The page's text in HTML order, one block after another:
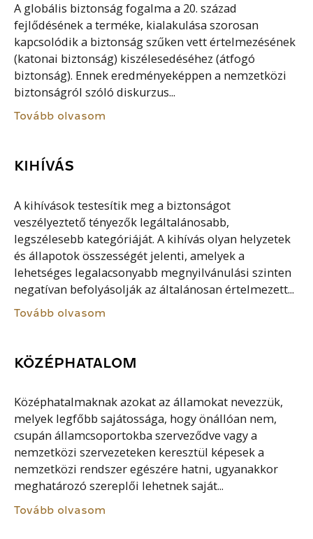
A globális biztonság fogalma a 20. század
fejlődésének a terméke, kialakulása szorosan
kapcsolódik a biztonság szűken vett értelmezésének
(katonai biztonság) kiszélesedéséhez (átfogó
biztonság). Ennek eredményeképpen a nemzetközi
biztonságról szóló diskurzus...
Tovább olvasom
KIHÍVÁS
A kihívások testesítik meg a biztonságot
veszélyeztető tényezők legáltalánosabb,
legszélesebb kategóriáját. A kihívás olyan helyzetek
és állapotok összességét jelenti, amelyek a
lehetséges legalacsonyabb megnyilvánulási szinten
negatívan befolyásolják az általánosan értelmezett...
Tovább olvasom
KÖZÉPHATALOM
Középhatalmaknak azokat az államokat nevezzük,
melyek legfőbb sajátossága, hogy önállóan nem,
csupán államcsoportokba szerveződve vagy a
nemzetközi szervezeteken keresztül képesek a
nemzetközi rendszer egészére hatni, ugyanakkor
meghatározó szereplői lehetnek saját...
Tovább olvasom